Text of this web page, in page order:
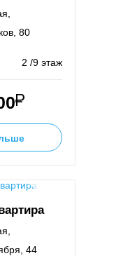
80
2 /9 этаж
44